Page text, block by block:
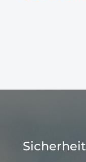
Sicherheit